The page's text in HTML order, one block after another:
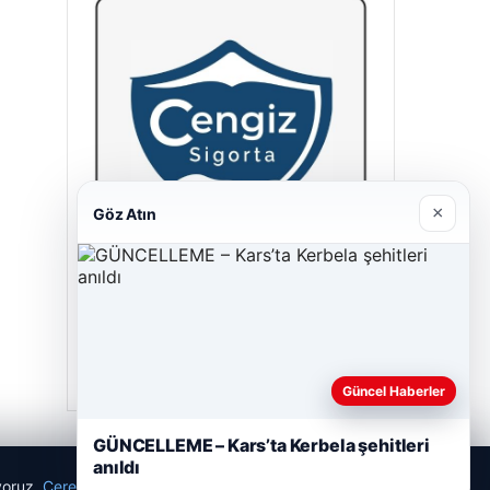
Çerez Politikamız
Göz Atın ×
Güncel Haberler
GÜNCELLEME – Kars’ta Kerbela şehitleri
anıldı